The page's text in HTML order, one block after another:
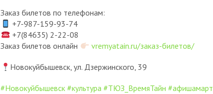
Заказ билетов по телефонам:
+7-987-159-93-74
+7(84635) 2-22-08
Заказ билетов онлайн
vremyatain.ru/заказ-билетов/
Новокуйбышевск, ул. Дзержинского, 39
#Новокуйбышевск #культура #ТЮЗ_ВремяТайн #афишамарт